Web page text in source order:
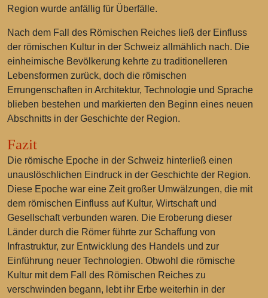
Region wurde anfällig für Überfälle.
Nach dem Fall des Römischen Reiches ließ der Einfluss
der römischen Kultur in der Schweiz allmählich nach. Die
einheimische Bevölkerung kehrte zu traditionelleren
Lebensformen zurück, doch die römischen
Errungenschaften in Architektur, Technologie und Sprache
blieben bestehen und markierten den Beginn eines neuen
Abschnitts in der Geschichte der Region.
Fazit
Die römische Epoche in der Schweiz hinterließ einen
unauslöschlichen Eindruck in der Geschichte der Region.
Diese Epoche war eine Zeit großer Umwälzungen, die mit
dem römischen Einfluss auf Kultur, Wirtschaft und
Gesellschaft verbunden waren. Die Eroberung dieser
Länder durch die Römer führte zur Schaffung von
Infrastruktur, zur Entwicklung des Handels und zur
Einführung neuer Technologien. Obwohl die römische
Kultur mit dem Fall des Römischen Reiches zu
verschwinden begann, lebt ihr Erbe weiterhin in der